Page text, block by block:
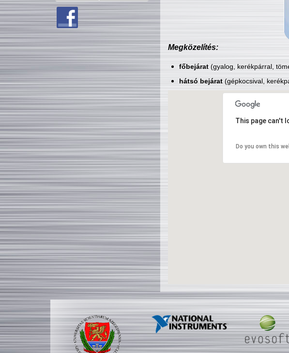
Megközelítés:
főbejárat(gyalog, kerékpárral,
hátsó bejárat(gépkocsival,
This page can't
Do you own this